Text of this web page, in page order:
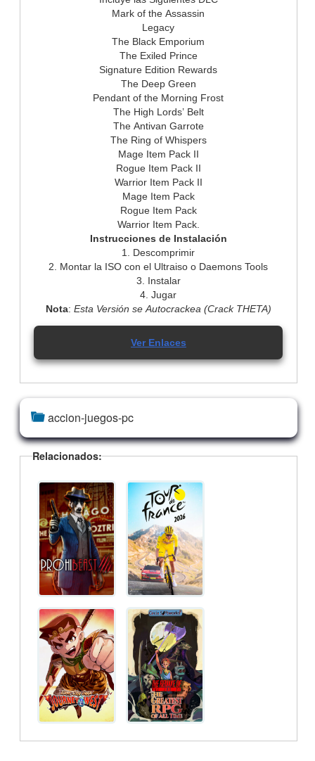
1. Descomprimir
2. Montar la ISO con el Ultraiso o Daemons Tools
3. Instalar
4. Jugar
Esta Versión se Autocrackea (Crack THETA)
Ver Enlaces
accion-juegos-pc
Buscar:
Ultimas Peliculas
Inferno (2016) 720p
Desierto (2015) 720p
Justice League Dark (2017)
Trolls (2016) 720p
Passengers (2016) KORSUB